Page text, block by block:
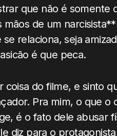
que não é somente
de um
relaciona, seja
é que peca.
coisa do filme, e sinto
Pra mim, o que o
é o fato dele abusar
diz para o